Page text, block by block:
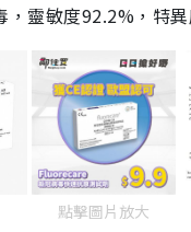
靈敏度92.2%，特異
點擊圖片放大